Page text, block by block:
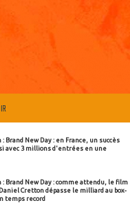
: Brand New Day : en France, un succès
avec 3 millions d'entrées en une
: Brand New Day : comme attendu, le film
Cretton dépasse le milliard au box-
temps record